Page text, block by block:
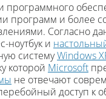
программного
программ и более
Согласно
ноутбук и
системуWindows
которой Microsoft
не отвечают
доступ к